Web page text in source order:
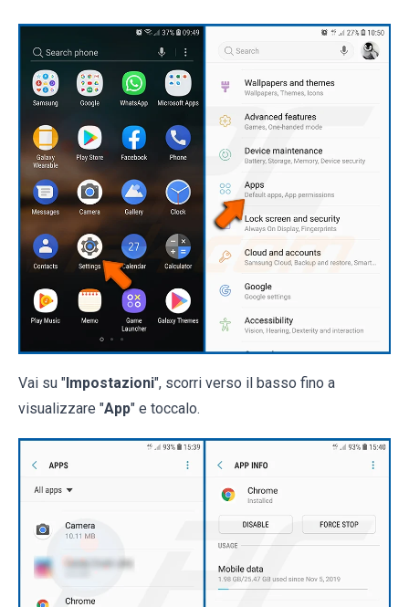
Vai su "Impostazioni", scorri verso il basso fino a
visualizzare "App" e toccalo.